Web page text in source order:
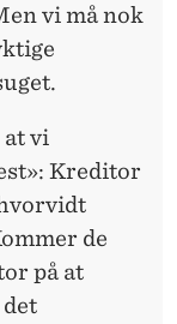
vi må nok
vi
Kreditor
de
på at